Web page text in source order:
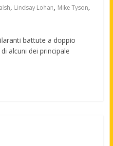
, Lindsay Lohan, Mike Tyson,
battute a doppio
alcuni dei principale